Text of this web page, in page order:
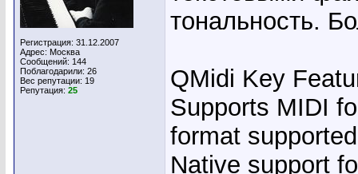
Регистрация: 31.12.2007
Адрес: Москва
Сообщений: 144
Поблагодарили: 26
Вес репутации: 19
Репутация: 25
тональность.
QMidi Key
Supports MIDI
format
Native support